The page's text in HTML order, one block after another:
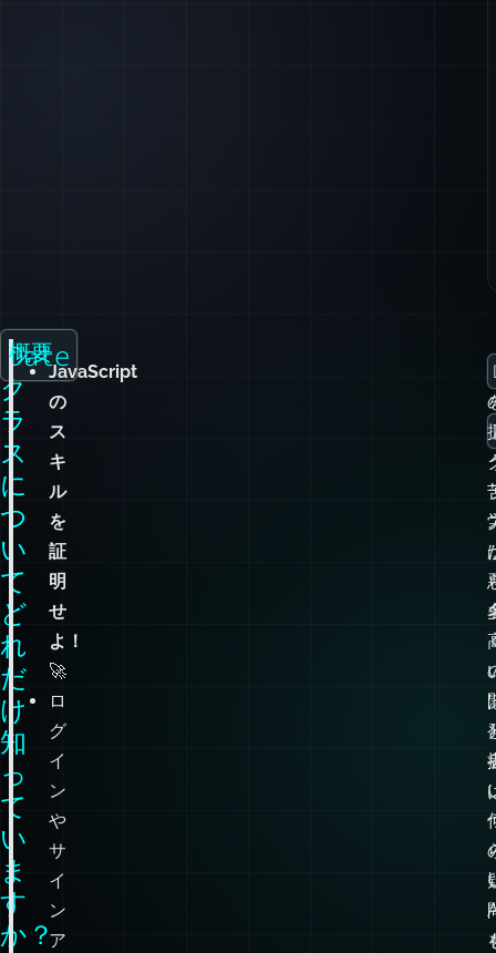
Date
ク
ラ
ス
に
つ
い
て
ど
れ
だ
け
知
っ
て
い
ま
JavaScript
の
ス
キ
ル
を
証
明
せ
よ！
🚀
ロ
グ
イ
ン
や
サ
イ
概要